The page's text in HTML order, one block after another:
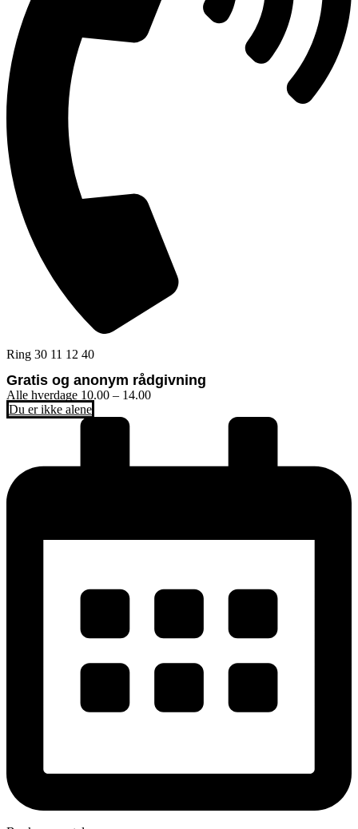
Ring 30 11 12 40
Gratis og anonym rådgivning
Alle hverdage 10.00 – 14.00
Du er ikke alene